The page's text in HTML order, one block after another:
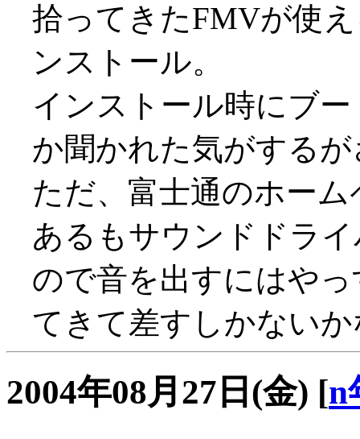
拾ってきたFMVが使
ンストール。
インストール時にブ
か聞かれた気がする
ただ、富士通のホー
あるもサウンドドラ
ので音を出すにはや
てきて差すしかない
2004年08月27日(金) [n